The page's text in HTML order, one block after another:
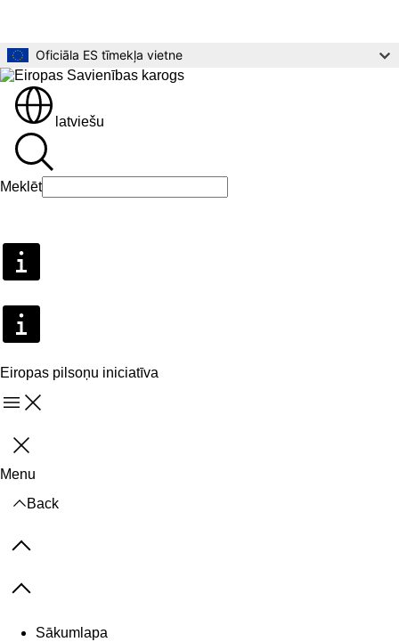
Oficiāla ES tīmekļa vietne
latviešu
Meklēt
Eiropas pilsoņu iniciatīva
Menu
Aizvērt
Menu
Back
Previous items
Next items
Sākumlapa